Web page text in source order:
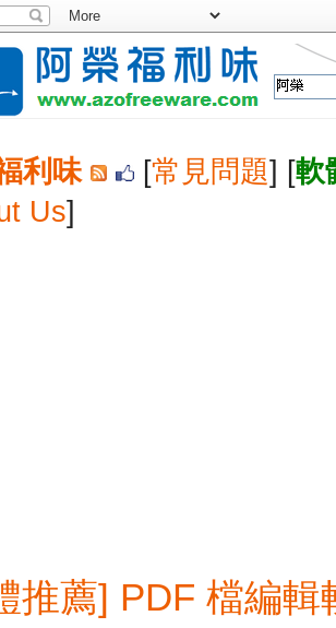
利味 [常見問題] [軟
Us]
推薦] PDF 檔編